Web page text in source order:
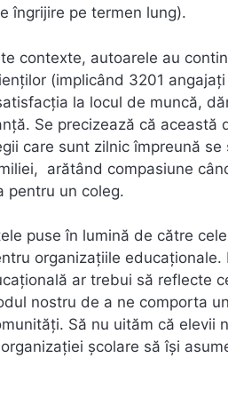
îngrijire pe termen lung).
contexte, autoarele au
(implicând 3201
la locul de muncă,
Se precizează că această
care sunt zilnic împreună
arătând compasiune
pentru un coleg.
puse în lumină de către
organizațiile
ar trebui să reflecte
nostru de a ne comporta
Să nu uităm că elevii
școlare să își